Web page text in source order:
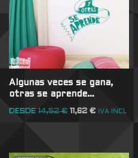
Algunas veces se gana,
otras se aprende…
DESDE 14,52€ 11,62 € IVA INCL